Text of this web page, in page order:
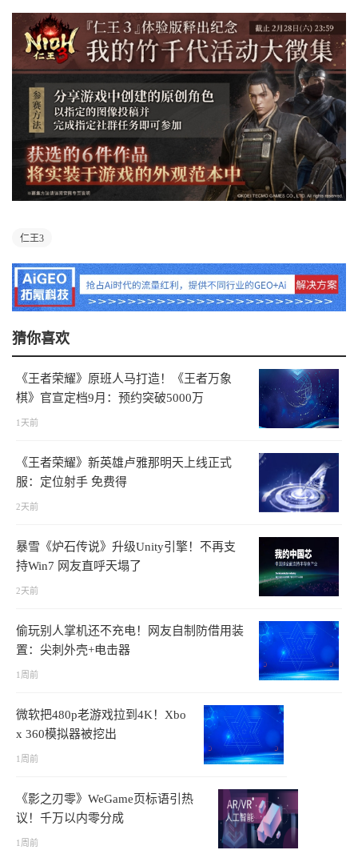
仁王3
猜你喜欢
《王者荣耀》原班人马打造！《王者万象
棋》官宣定档9月：预约突破5000万
1天前
《王者荣耀》新英雄卢雅那明天上线正式
服：定位射手 免费得
2天前
暴雪《炉石传说》升级Unity引擎！不再支
持Win7 网友直呼天塌了
2天前
偷玩别人掌机还不充电！网友自制防借用装
置：尖刺外壳+电击器
1周前
微软把480p老游戏拉到4K！Xbo
x 360模拟器被挖出
1周前
《影之刃零》WeGame页标语引热
议！千万以内零分成
1周前